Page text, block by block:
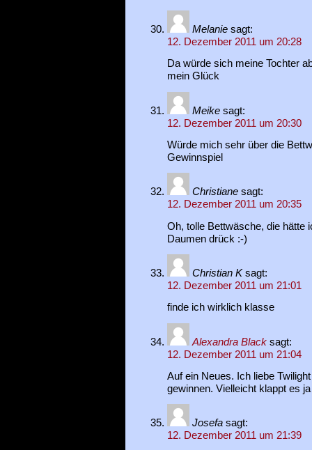
Melanie sagt:
12. Dezember 2011 um 20:28
Da würde sich meine Tochter
mein Glück
Meike sagt:
12. Dezember 2011 um 20:30
Würde mich sehr über die
Gewinnspiel
Christiane sagt:
12. Dezember 2011 um 20:35
Oh, tolle Bettwäsche, die hätte
Daumen drück :-)
Christian K sagt:
12. Dezember 2011 um 21:01
finde ich wirklich klasse
Alexandra Black sagt:
12. Dezember 2011 um 21:04
Auf ein Neues. Ich liebe
gewinnen. Vielleicht klappt es
Josefa sagt:
12. Dezember 2011 um 21:39